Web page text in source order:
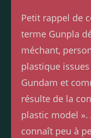
Petit rappel de
terme Gunpla
méchant,
plastique
Gundam et
résulte de la
plastic model ».
connaît peu à